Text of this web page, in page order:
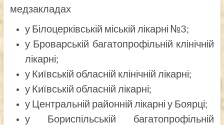
медзакладах
у Білоцерківській міській лікарні №3;
у Броварській багатопрофільній клінічній
лікарні;
у Київській обласній клінічній лікарні;
у Київській обласній лікарні;
у Центральній районній лікарні у Боярці;
у Бориспільській багатопрофільній